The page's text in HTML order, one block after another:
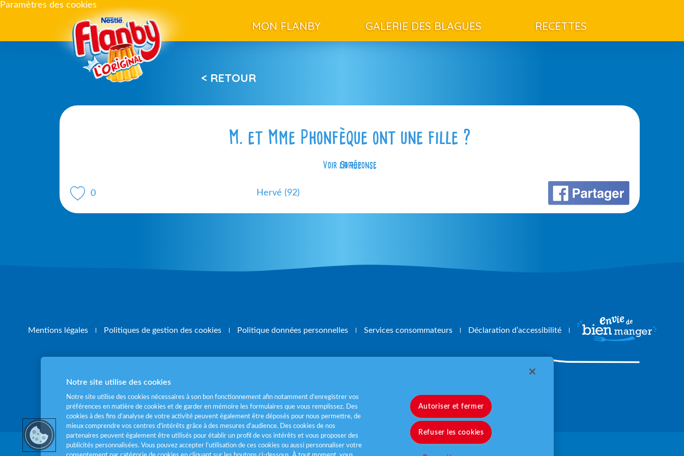
Paramètres des cookies
MON FLANBY GALERIE DES BLAGUES RECETTES
< RETOUR
M. et Mme Phonfèque ont une fille ?
Voir la réponse
Sophie
0 Hervé (92)
Mentions légales Politiques de gestion des cookies Politique données personnelles Services consommateurs Déclaration d’accessibilité
Pour votre santé, mangez 5 fruits et légumes par jourwww.mangerbouger.fr
Notre site utilise des cookies
Notre site utilise des cookies nécessaires à son bon fonctionnement afin notamment d’enregistrer vos
préférences en matière de cookies et de garder en mémoire les formulaires que vous remplissez. Des
cookies à des fins d’analyse de votre activité peuvent également être déposés pour nous permettre, de
mieux comprendre vos centres d'intérêts grâce à des mesures d’audience. Des cookies de nos
partenaires peuvent également être utilisés pour établir un profil de vos intérêts et vous proposer des
publicités personnalisées. Vous pouvez accepter l’utilisation de ces cookies ou aussi personnaliser votre
Autoriser et fermer
Refuser les cookies